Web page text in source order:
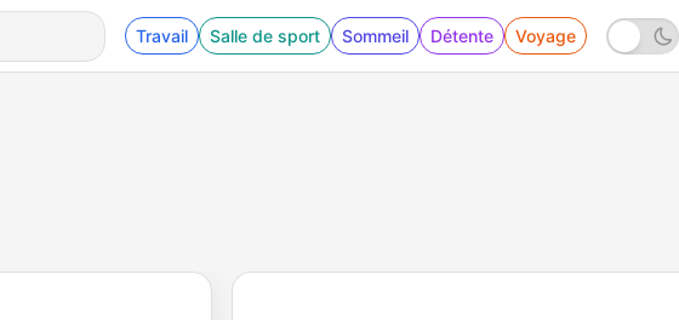
Travail Salle de sport Sommeil Détente Voyage